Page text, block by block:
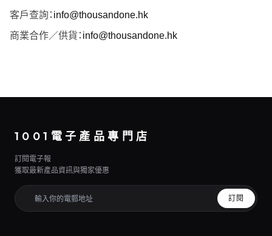
客戶查詢： info@thousandone.hk
商業合作／供貨： info@thousandone.hk
1001電子產品專門店
訂閱電子報
獲取最新產品資訊與獨家優惠
訂閱